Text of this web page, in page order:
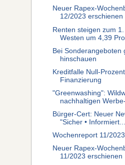
Neuer Rapex-
12/2023 erschienen
Renten steigen zum
Westen um 4,39
Bei Sonderangeboten
hinschauen
Kreditfalle Null-
Finanzierung
"Greenwashing":
nachhaltigen Werbe-
Bürger-Cert: Neuer
"Sicher • Informiert...
Wochenreport 11/2023
Neuer Rapex-
11/2023 erschienen